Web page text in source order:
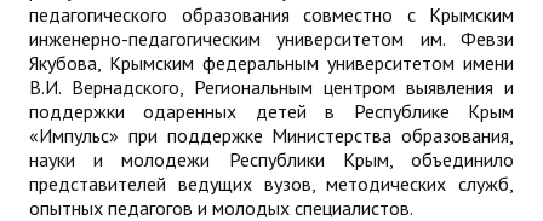
педагогического образования совместно с Крымским
инженерно-педагогическим университетом им. Февзи
Якубова, Крымским федеральным университетом имени
В.И. Вернадского, Региональным центром выявления и
поддержки одаренных детей в Республике Крым
«Импульс» при поддержке Министерства образования,
науки и молодежи Республики Крым, объединило
представителей ведущих вузов, методических служб,
опытных педагогов и молодых специалистов.